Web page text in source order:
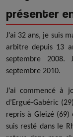
présenter
J’ai 32 ans, je suis
arbitre depuis 13
septembre
septembre 2010.
J’ai commencé à
d’Ergué-Gabéric
repris à Gleizé (69)
suis resté dans le